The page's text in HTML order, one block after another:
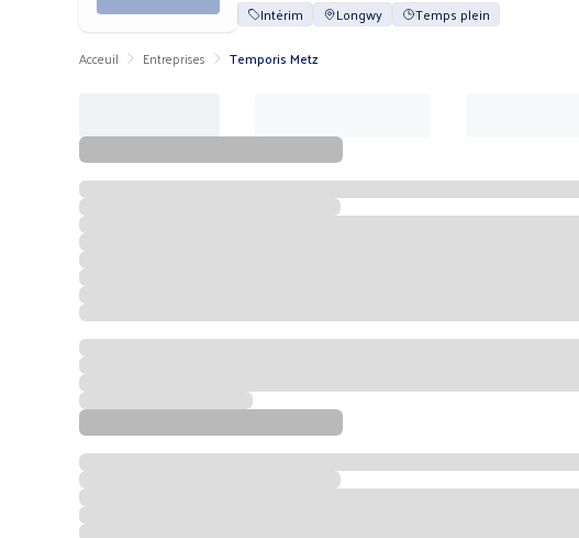
Intérim Longwy
Temps plein
Acceuil
Entreprises Temporis Metz